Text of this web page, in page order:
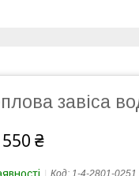
завіса
₴
Код: 1-4-2801-0251